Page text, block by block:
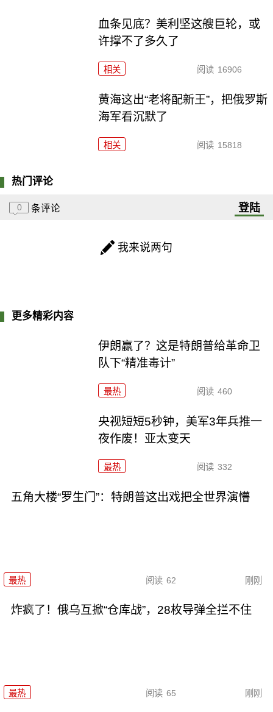
血条见底？美利坚这艘巨轮，或
许撑不了多久了
相关 阅读 16906
黄海这出“老将配新王”，把俄罗斯
海军看沉默了
相关 阅读 15818
热门评论
0 条评论 登陆
我来说两句
更多精彩内容
伊朗赢了？这是特朗普给革命卫
队下“精准毒计”
最热 阅读 460
央视短短5秒钟，美军3年兵推一
夜作废！亚太变天
最热 阅读 332
五角大楼“罗生门”：特朗普这出戏把全世界演懵
最热 阅读 62 刚刚
炸疯了！俄乌互掀“仓库战”，28枚导弹全拦不住
最热 阅读 65 刚刚